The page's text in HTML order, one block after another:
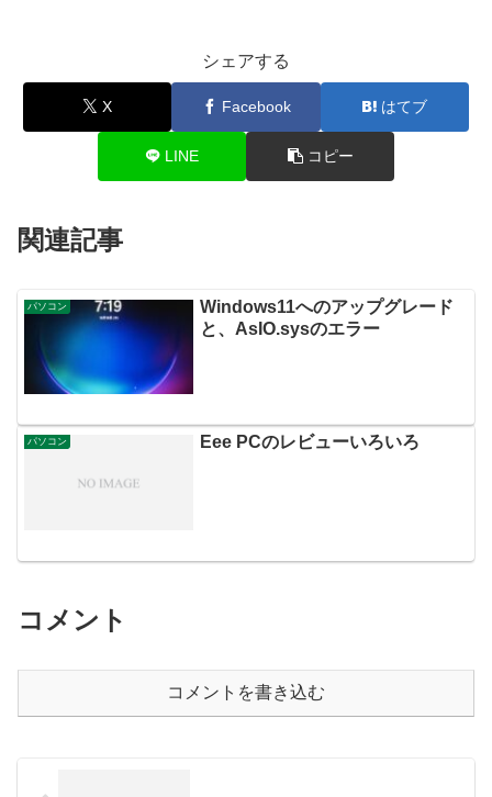
シェアする
X Facebook はてブ
LINE コピー
関連記事
パソコン
Windows11へのアップグレード
と、AsIO.sysのエラー
パソコン Eee PCのレビューいろいろ
コメント
コメントを書き込む